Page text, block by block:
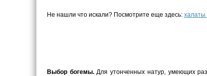
Не нашли что искали? Посмотрите еще здесь:
Выбор богемы.Для утонченных натур, умеющих